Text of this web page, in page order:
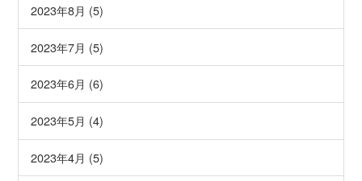
2023年8月 (5)
2023年7月 (5)
2023年6月 (6)
2023年5月 (4)
2023年4月 (5)